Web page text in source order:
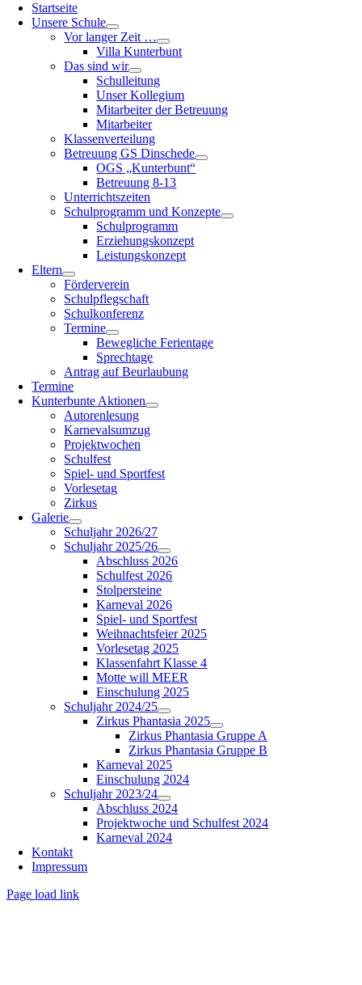
Startseite
Unsere Schule
Vor langer Zeit …
Villa Kunterbunt
Das sind wir
Schulleitung
Unser Kollegium
Mitarbeiter der Betreuung
Mitarbeiter
Klassenverteilung
Betreuung GS Dinschede
OGS „Kunterbunt“
Betreuung 8-13
Unterrichtszeiten
Schulprogramm und Konzepte
Schulprogramm
Erziehungskonzept
Leistungskonzept
Eltern
Förderverein
Schulpflegschaft
Schulkonferenz
Termine
Bewegliche Ferientage
Sprechtage
Antrag auf Beurlaubung
Termine
Kunterbunte Aktionen
Autorenlesung
Karnevalsumzug
Projektwochen
Schulfest
Spiel- und Sportfest
Vorlesetag
Zirkus
Galerie
Schuljahr 2026/27
Schuljahr 2025/26
Abschluss 2026
Schulfest 2026
Stolpersteine
Karneval 2026
Spiel- und Sportfest
Weihnachtsfeier 2025
Vorlesetag 2025
Klassenfahrt Klasse 4
Motte will MEER
Einschulung 2025
Schuljahr 2024/25
Zirkus Phantasia 2025
Zirkus Phantasia Gruppe A
Zirkus Phantasia Gruppe B
Karneval 2025
Einschulung 2024
Schuljahr 2023/24
Abschluss 2024
Projektwoche und Schulfest 2024
Karneval 2024
Kontakt
Impressum
Page load link